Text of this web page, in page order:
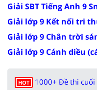
Giải SBT Tiếng Anh 9
Giải lớp 9 Kết nối tri
Giải lớp 9 Chân trời
Giải lớp 9 Cánh diều
HOT
1000+ Đề thi